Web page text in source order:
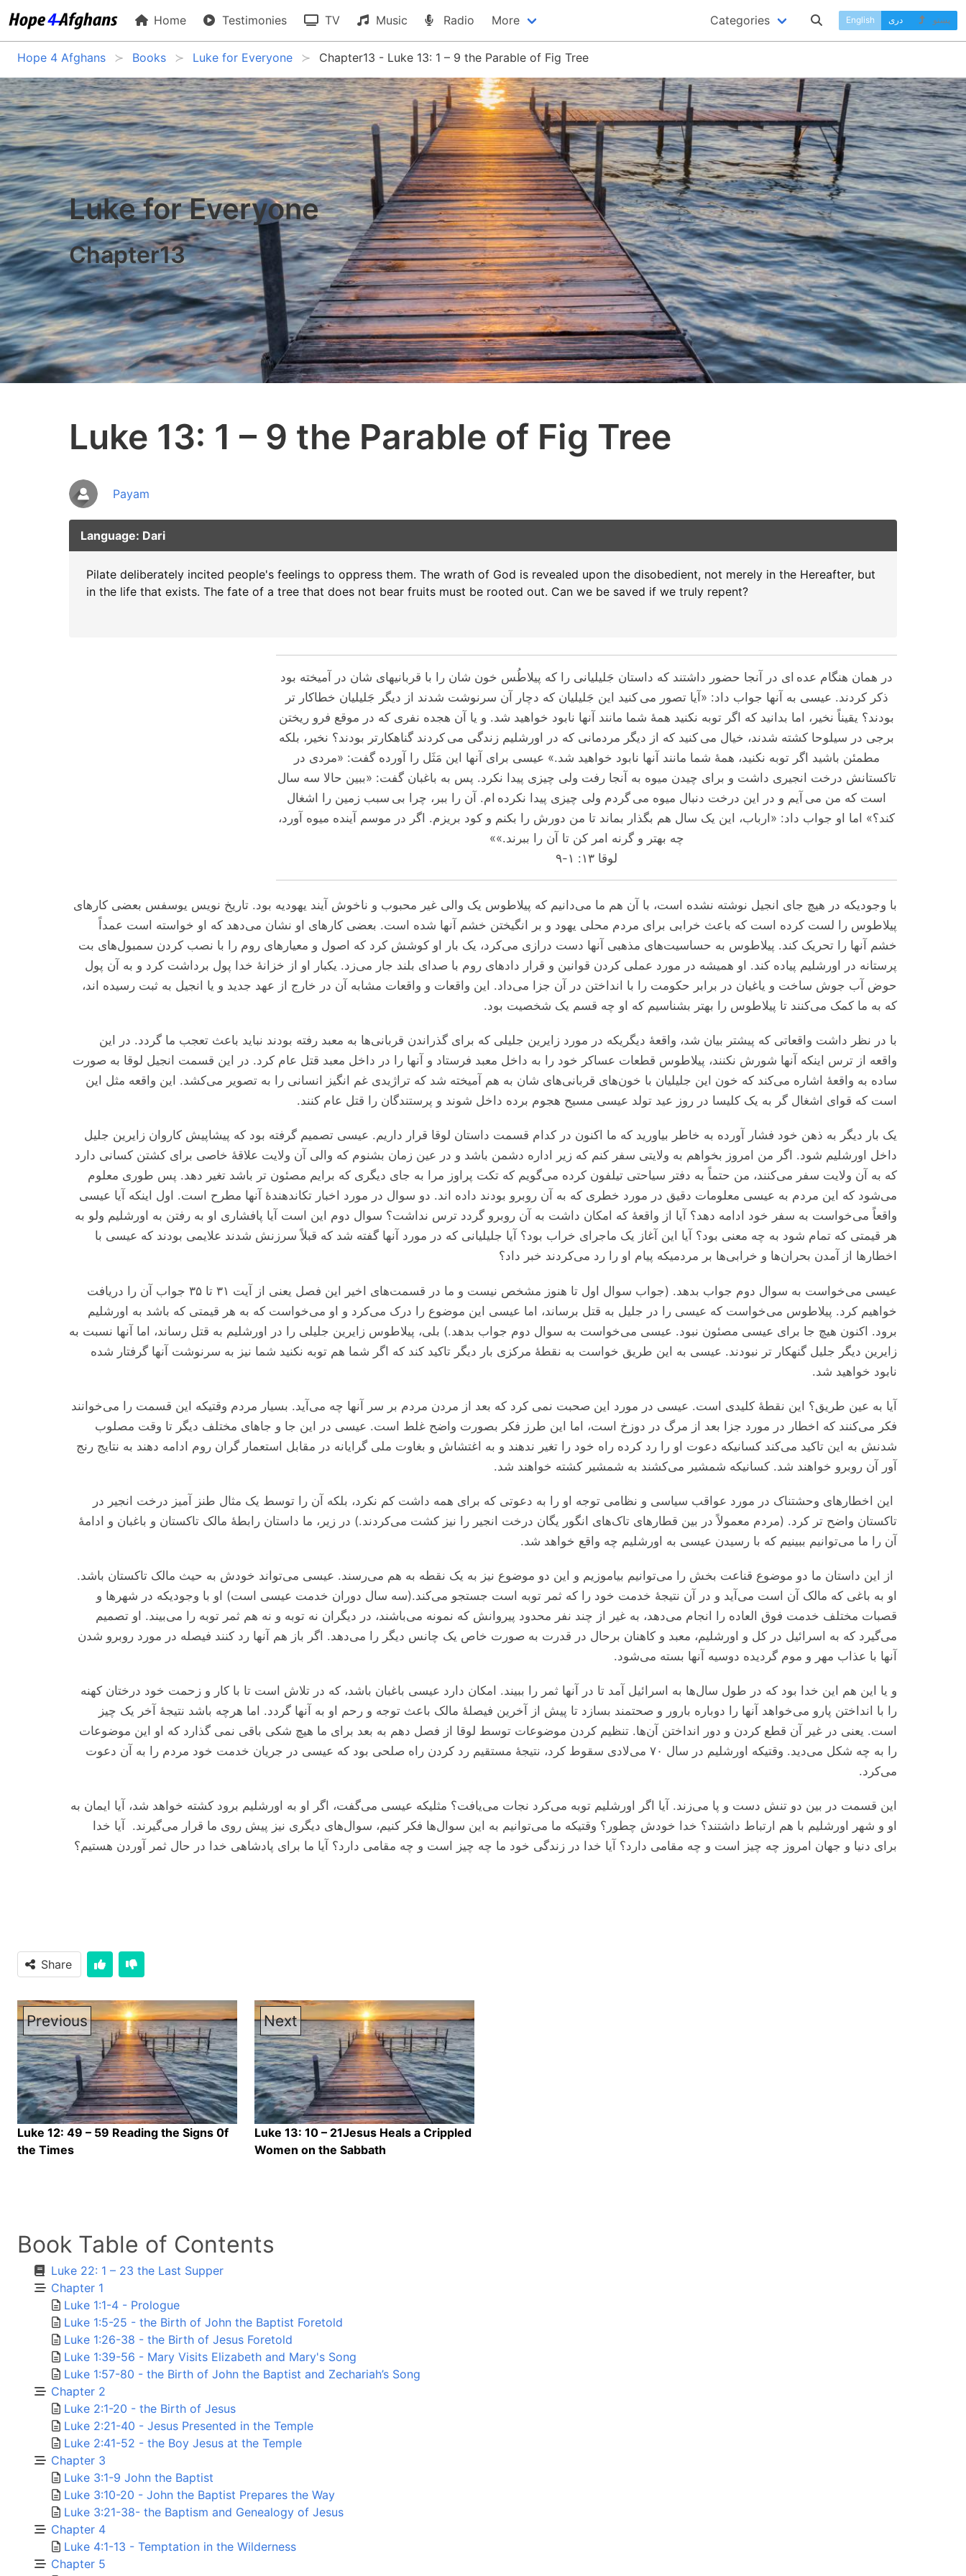
Home Testimonies TV Music Radio More Categories English دری پښتو
Hope 4 Afghans Books Luke for Everyone Chapter13 - Luke 13: 1 – 9 the Parable of Fig Tree
Luke for Everyone
Chapter13
Luke 13: 1 – 9 the Parable of Fig Tree
Payam
Language: Dari
Pilate deliberately incited people's feelings to oppress them. The wrath of God is revealed upon the disobedient, not merely in the Hereafter, but
in the life that exists. The fate of a tree that does not bear fruits must be rooted out. Can we be saved if we truly repent?
در همان هنگام عده ای در آنجا حضور داشتند که داستان جَلیلیانی را که پیلاطُس خون شان را با قربانیهای شان در آمیخته بود
ذکر کردند. عیسی به آنها جواب داد: «آیا تصور می کنید این جَلیلیان که دچار آن سرنوشت شدند از دیگر جَلیلیان خطاکار تر
بودند؟ یقیناً نخیر، اما بدانید که اگر توبه نکنید همۀ شما مانند آنها نابود خواهید شد. و یا آن هجده نفری که در موقع فرو ریختن
برجی در سیلوحا کشته شدند، خیال می کنید که از دیگر مردمانی که در اورشلیم زندگی می کردند گناهکارتر بودند؟ نخیر، بلکه
مطمئن باشید اگر توبه نکنید، همۀ شما مانند آنها نابود خواهید شد.» عیسی برای آنها این مَثَل را آورده گفت: «مردی در
تاکستانش درخت انجیری داشت و برای چیدن میوه به آنجا رفت ولی چیزی پیدا نکرد. پس به باغبان گفت: «ببین حالا سه سال
است که من می آیم و در این درخت دنبال میوه می گردم ولی چیزی پیدا نکرده ام. آن را ببر، چرا بی سبب زمین را اشغال
کند؟» اما او جواب داد: «ارباب، این یک سال هم بگذار بماند تا من دورش را بکنم و کود بریزم. اگر در موسم آینده میوه آورد،
چه بهتر و گرنه امر کن تا آن را ببرند.»»
لوقا ۱۳: ۱-۹
با وجودیکه در هیچ جای انجیل نوشته نشده است، با آن هم ما می‌‌‌دانیم که پیلاطوس یک والی غیر محبوب و ناخوش آیند یهودیه بود. تاریخ نویس یوسفس بعضی کارهای
پیلاطوس را لست کرده است که باعث خرابی برای مردم محلی یهود و بر انگیختن خشم آنها شده است. بعضی کار‌های او نشان می‌‌‌دهد که او خواسته است عمداً
خشم آنها را تحریک کند. پیلاطوس به حساسیت‌های مذهبی آنها دست درازی می‌‌‌کرد، یک بار او کوشش کرد که اصول و معیار‌های روم را با نصب کردن سمبول‌های بت
پرستانه در اورشلیم پیاده کند. او همیشه در مورد عملی کردن قوانین و قرار داد‌های روم با صدای بلند جار می‌‌‌زد. یکبار او از خزانهٔ خدا پول برداشت کرد و به آن پول
حوض آب جوش ساخت و یاغیان در برابر حکومت را با انداختن در آن جزا می‌‌‌داد. این واقعات و واقعات مشابه آن در خارج از عهد جدید و یا انجیل به ثبت رسیده اند،
که به ما کمک می‌‌‌کنند تا پیلاطوس را بهتر بشناسیم که او چه قسم یک شخصیت بود.
با در نظر داشت واقعاتی که پیشتر بیان شد، واقعهٔ دیگریکه در مورد زایرین جلیلی که برای گذراندن قربانی‌ها به معبد رفته بودند نباید باعث تعجب ما گردد. در این
واقعه از ترس اینکه آنها شورش نکنند، پیلاطوس قطعات عساکر خود را به داخل معبد فرستاد و آنها را در داخل معبد قتل عام کرد. در این قسمت انجیل لوقا به صورت
ساده به واقعهٔ اشاره می‌‌‌کند که خون این جلیلیان با خون‌های قربانی‌های شان به هم آمیخته شد که تراژیدی غم انگیز انسانی را به تصویر می‌‌‌کشد. این واقعه مثل این
است که قوای اشغال گر به یک کلیسا در روز عید تولد عیسی مسیح هجوم برده داخل شوند و پرستندگان را قتل عام کنند.
یک بار دیگر به ذهن خود فشار آورده به خاطر بیاورید که ما اکنون در کدام قسمت داستان لوقا قرار داریم. عیسی تصمیم گرفته بود که پیشاپیش کاروان زایرین جلیل
داخل اورشلیم شود. اگر من امروز بخواهم به ولایتی سفر کنم که زیر اداره دشمن باشد و در عین زمان بشنوم که والی آن ولایت علاقهٔ خاصی برای کشتن کسانی دارد
که به آن ولایت سفر می‌‌‌کنند، من حتماً به دفتر سیاحتی تیلفون کرده می‌‌‌گویم که تکت پراوز مرا به جای دیگری که برایم مصئون تر باشد تغیر دهد. پس طوری معلوم
می‌‌‌شود که این مردم به عیسی معلومات دقیق در مورد خطری که به آن روبرو بودند داده اند. دو سوال در مورد اخبار تکاندهندهٔ آنها مطرح است. اول اینکه آیا عیسی
واقعاً می‌‌‌خواست به سفر خود ادامه دهد؟ آیا از واقعهٔ که امکان داشت به آن روبرو گردد ترس نداشت؟ سوال دوم این است آیا پافشاری او به رفتن به اورشلیم ولو به
هر قیمتی که تمام شود به چه معنی بود؟ آیا این آغاز یک ماجرای خراب بود؟ آیا جلیلیانی که در مورد آنها گفته شد که قبلاً سرزنش شدند علایمی بودند که عیسی با
اخطار‌ها از آمدن بحران‌ها و خرابی‌ها بر مردمیکه پیام او را رد می‌‌‌کردند خبر داد؟
عیسی می‌‌‌خواست به سوال دوم جواب بدهد. (جواب سوال اول تا هنوز مشخص نیست و ما در قسمت‌های اخیر این فصل یعنی از آیت ۳۱ تا ۳۵ جواب آن را دریافت
خواهیم کرد. پیلاطوس می‌‌‌خواست که عیسی را در جلیل به قتل برساند، اما عیسی این موضوع را درک می‌‌‌کرد و او می‌‌‌خواست که به هر قیمتی که باشد به اورشلیم
برود. اکنون هیچ جا برای عیسی مصئون نبود. عیسی می‌‌‌خواست به سوال دوم جواب بدهد.) بلی، پیلاطوس زایرین جلیلی را در اورشلیم به قتل رساند، اما آنها نسبت به
زایرین دیگر جلیل گنهکار تر نبودند. عیسی به این طریق خواست به نقطهٔ مرکزی بار دیگر تاکید کند که اگر شما هم توبه نکنید شما نیز به سرنوشت آنها گرفتار شده
نابود خواهید شد.
آیا به عین طریق؟ این نقطهٔ کلیدی است. عیسی در مورد این صحبت نمی کرد که بعد از مردن مردم بر سر آنها چه می‌‌‌آید. بسیار مردم وقتیکه این قسمت را می‌‌‌خوانند
فکر می‌‌‌کنند که اخطار در مورد جزا بعد از مرگ در دوزخ است، اما این طرز فکر بصورت واضح غلط است. عیسی در این جا و جاهای مختلف دیگر تا وقت مصلوب
شدنش به این تاکید می‌‌‌کند کسانیکه دعوت او را رد کرده راه خود را تغیر ندهند و به اغتشاش و بغاوت ملی گرایانه در مقابل استعمار گران روم ادامه دهند به نتایج رنج
آور آن روبرو خواهند شد. کسانیکه شمشیر می‌‌‌کشند به شمشیر کشته خواهند شد.
این اخطار‌های وحشتناک در مورد عواقب سیاسی و نظامی توجه او را به دعوتی که برای همه داشت کم نکرد، بلکه آن را توسط یک مثال طنز آمیز درخت انجیر در
تاکستان واضح تر کرد. (مردم معمولاً در بین قطار‌های تاک‌های انگور یگان درخت انجیر را نیز کشت می‌‌‌کردند.) در زیر، ما داستان رابطهٔ مالک تاکستان و باغبان و ادامهٔ
آن را ما می‌‌‌توانیم ببینیم که با رسیدن عیسی به اورشلیم چه واقع خواهد شد.
از این داستان ما دو موضوع قناعت بخش را می‌‌‌توانیم بیاموزیم و این دو موضوع نیز به یک نقطه به هم می‌‌‌رسند. عیسی می‌‌‌تواند خودش به حیث مالک تاکستان باشد.
او به باغی که مالک آن است می‌‌‌آید و در آن نتیجهٔ خدمت خود را که ثمر توبه است جستجو می‌‌‌کند.‌(سه سال دوران خدمت عیسی است) او با وجودیکه در شهر‌ها و
قصبات مختلف خدمت فوق العاده را انجام می‌‌‌دهد، به غیر از چند نفر محدود پیروانش که نمونه می‌‌‌باشند، در دیگران نه توبه و نه هم ثمر توبه را می‌‌‌بیند. او تصمیم
می‌‌‌گیرد که به اسرائیل در کل و اورشلیم، معبد و کاهنان برحال در قدرت به صورت خاص یک چانس دیگر را می‌‌‌دهد. اگر باز هم آنها رد کنند فیصله در مورد روبرو شدن
آنها با عذاب مهر و موم گردیده دوسیه آنها بسته می‌‌‌شود.
و یا این هم این خدا بود که در طول سال‌ها به اسرائیل آمد تا در آنها ثمر را ببیند. امکان دارد عیسی باغبان باشد، که در تلاش است تا با کار و زحمت خود درختان کهنه
را با انداختن پارو می‌‌‌خواهد آنها را دوباره بارور و صحتمند بسازد تا پیش از آخرین فیصلهٔ مالک باعث توجه و رحم او به آنها گردد. اما هرچه باشد نتیجهٔ آخر یک چیز
است. یعنی در غیر آن قطع کردن و دور انداختن آن‌ها. تنظیم کردن موضوعات توسط لوقا از فصل دهم به بعد برای ما هیچ شکی باقی نمی گذارد که او این موضوعات
را به چه شکل می‌‌‌دید. وقتیکه اورشلیم در سال ۷۰ می‌‌‌لادی سقوط کرد، نتیجهٔ مستقیم رد کردن راه صلحی بود که عیسی در جریان خدمت خود مردم را به آن دعوت
می‌‌‌کرد.
این قسمت در بین دو تنش دست و پا می‌‌‌زند. آیا اگر اورشلیم توبه می‌‌‌کرد نجات می‌‌‌یافت؟ مثلیکه عیسی می‌‌‌گفت، اگر او به اورشلیم برود کشته خواهد شد، آیا ایمان به
او و شهر اورشلیم با هم ارتباط داشتند؟ خدا خودش چطور؟ وقتیکه ما می‌‌‌توانیم به این سوال‌ها فکر کنیم، سوال‌های دیگری نیز پیش روی ما قرار می‌‌‌گیرند. آیا خدا
برای دنیا و جهان امروز چه چیز است و چه مقامی دارد؟ آیا خدا در زندگی خود ما چه چیز است و چه مقامی دارد؟ آیا ما برای پادشاهی خدا در حال ثمر آوردن هستیم؟
Share
Previous
Luke 12: 49 – 59 Reading the Signs 0f
the Times
Next
Luke 13: 10 – 21Jesus Heals a Crippled
Women on the Sabbath
Book Table of Contents
Luke 22: 1 – 23 the Last Supper
Chapter 1
Luke 1:1-4 - Prologue
Luke 1:5-25 - the Birth of John the Baptist Foretold
Luke 1:26-38 - the Birth of Jesus Foretold
Luke 1:39-56 - Mary Visits Elizabeth and Mary's Song
Luke 1:57-80 - the Birth of John the Baptist and Zechariah’s Song
Chapter 2
Luke 2:1-20 - the Birth of Jesus
Luke 2:21-40 - Jesus Presented in the Temple
Luke 2:41-52 - the Boy Jesus at the Temple
Chapter 3
Luke 3:1-9 John the Baptist
Luke 3:10-20 - John the Baptist Prepares the Way
Luke 3:21-38- the Baptism and Genealogy of Jesus
Chapter 4
Luke 4:1-13 - Temptation in the Wilderness
Chapter 5